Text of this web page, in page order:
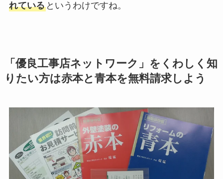
れているというわけですね。
「優良工事店ネットワーク」をくわしく知
りたい方は赤本と青本を無料請求しよう